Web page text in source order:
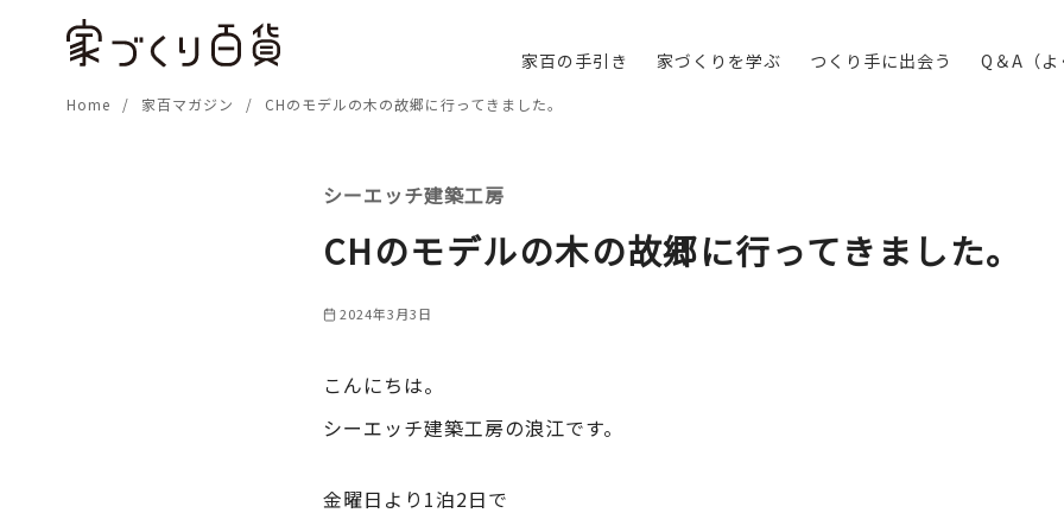
家百の手引き 家づくりを学ぶ つくり手に出会う Q＆A（
Home 家百マガジン CHのモデルの木の故郷に行ってきました。
シーエッチ建築工房
CHのモデルの木の故郷に行ってきました。
2024年3月3日
こんにちは。
シーエッチ建築工房の浪江です。
金曜日より1泊2日で